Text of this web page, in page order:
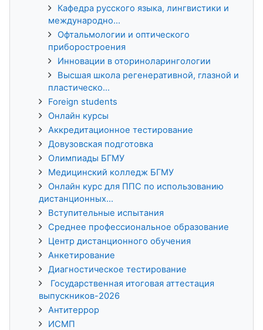
Кафедра русского языка, лингвистики и
международно...
Офтальмологии и оптического
приборостроения
Инновации в оториноларингологии
Высшая школа регенеративной, глазной и
пластическо...
Foreign students
Онлайн курсы
Аккредитационное тестирование
Довузовская подготовка
Олимпиады БГМУ
Медицинский колледж БГМУ
Онлайн курс для ППС по использованию
дистанционных...
Вступительные испытания
Среднее профессиональное образование
Центр дистанционного обучения
Анкетирование
Диагностическое тестирование
Государственная итоговая аттестация
выпускников-2026
Антитеррор
ИСМП